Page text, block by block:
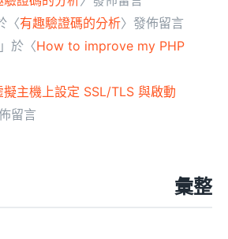
〈有趣驗證碼的分析〉發佈留言
」於〈How to improve my PHP
擬主機上設定 SSL/TLS 與啟動
留言
彙整